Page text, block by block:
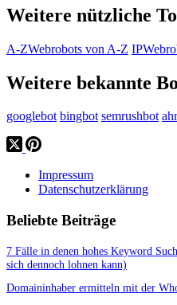
Weitere nützliche
A-ZWebrobots von A-Z IP
Weitere bekannte
googlebot bingbot semrushbot
Impressum
Datenschutzerklärung
Beliebte Beiträge
7 Fälle in denen hohes Keyword
sich dennoch lohnen kann)
Domaininhaber ermitteln mit der